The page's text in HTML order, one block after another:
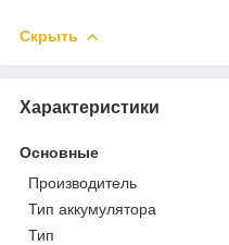
Скрыть
Характеристики
Основные
Производитель
Тип аккумулятора
Тип